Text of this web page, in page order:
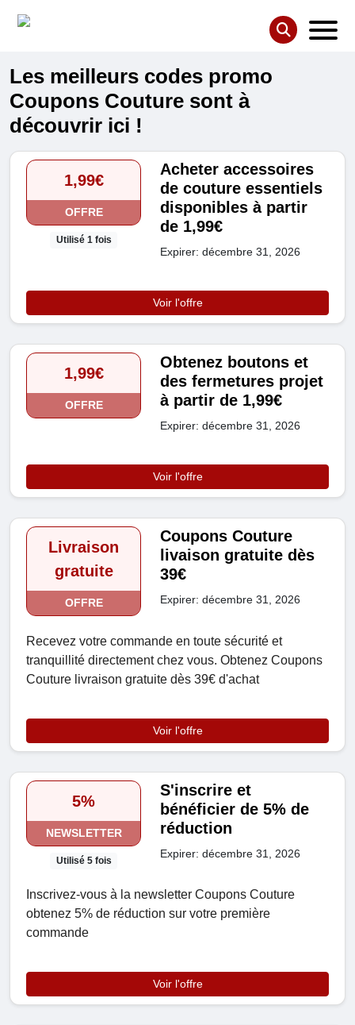
Les meilleurs codes promo
Coupons Couture sont à
découvrir ici !
1,99€
OFFRE
Utilisé 1 fois
Acheter accessoires
de couture essentiels
disponibles à partir
de 1,99€
Expirer: décembre 31, 2026
Voir l'offre
1,99€
OFFRE
Obtenez boutons et
des fermetures projet
à partir de 1,99€
Expirer: décembre 31, 2026
Voir l'offre
Livraison
gratuite
OFFRE
Coupons Couture
livaison gratuite dès
39€
Expirer: décembre 31, 2026
Recevez votre commande en toute sécurité et
tranquillité directement chez vous. Obtenez Coupons
Couture livraison gratuite dès 39€ d'achat
Voir l'offre
5%
NEWSLETTER
Utilisé 5 fois
S'inscrire et
bénéficier de 5% de
réduction
Expirer: décembre 31, 2026
Inscrivez-vous à la newsletter Coupons Couture
obtenez 5% de réduction sur votre première
commande
Voir l'offre